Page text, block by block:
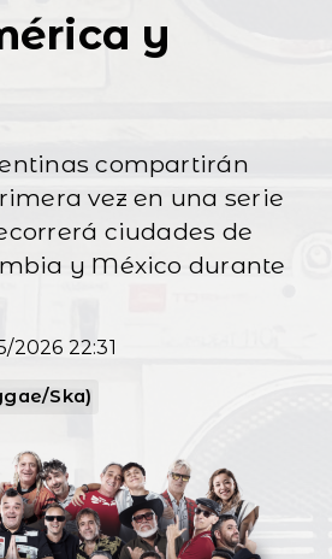
y
compartirán
vez en una serie
ciudades de
y México durante
22:31
Ska)